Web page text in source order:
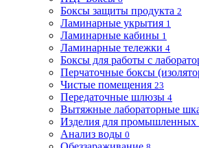
Боксы защиты продукта 2
Ламинарные укрытия 1
Ламинарные кабины 1
Ламинарные тележки 4
Боксы для работы с
Перчаточные боксы
Чистые помещения 23
Передаточные шлюзы 4
Вытяжные лабораторные
Изделия для промышленных
Анализ воды 0